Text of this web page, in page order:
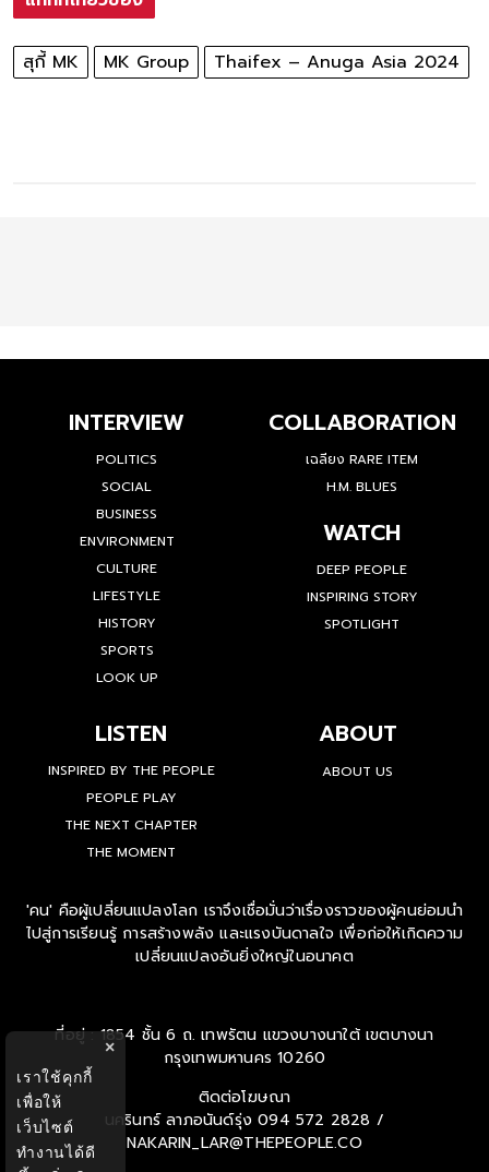
สุกี้ MK MK Group Thaifex – Anuga Asia 2024
INTERVIEW
POLITICS
SOCIAL
BUSINESS
ENVIRONMENT
CULTURE
LIFESTYLE
HISTORY
SPORTS
LOOK UP
COLLABORATION
เฉลียง RARE ITEM
H.M. BLUES
WATCH
DEEP PEOPLE
INSPIRING STORY
SPOTLIGHT
LISTEN
INSPIRED BY THE PEOPLE
PEOPLE PLAY
THE NEXT CHAPTER
THE MOMENT
ABOUT
ABOUT US
'คน' คือผู้เปลี่ยนแปลงโลก เราจึงเชื่อมั่นว่าเรื่องราวของผู้คนย่อมนำ
ไปสู่การเรียนรู้ การสร้างพลัง และแรงบันดาลใจ เพื่อก่อให้เกิดความ
เปลี่ยนแปลงอันยิ่งใหญ่ในอนาคต
ที่อยู่ : 1854 ชั้น 6 ถ. เทพรัตน แขวงบางนาใต้ เขตบางนา
กรุงเทพมหานคร 10260
ติดต่อโฆษณา
นครินทร์ ลาภอนันด์รุ่ง 094 572 2828 /
NAKARIN_LAR@THEPEOPLE.CO
×
เราใช้คุกกี้
เพื่อให้
เว็บไซต์
ทำงานได้ดี